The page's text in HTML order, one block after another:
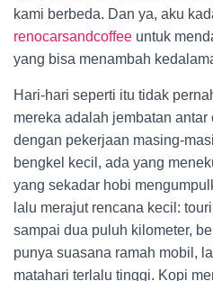
kami berbeda. Dan ya, aku
renocarsandcoffee untuk
yang bisa menambah
Hari-hari seperti itu tidak
mereka adalah jembatan
dengan pekerjaan masing-
bengkel kecil, ada yang
yang sekadar hobi
lalu merajut rencana kecil:
sampai dua puluh kilometer,
punya suasana ramah mobil,
matahari terlalu tinggi. Kopi